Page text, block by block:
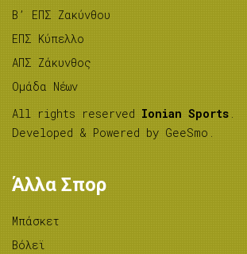
B’ ΕΠΣ Ζακύνθου
ΕΠΣ Κύπελλο
ΑΠΣ Ζάκυνθος
Ομάδα Νέων
All rights reserved Ionian Sports .
Developed & Powered by GeeSmo .
Άλλα Σπορ
Μπάσκετ
Βόλεϊ